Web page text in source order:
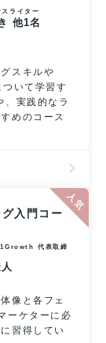
スライター
他1名
スキルや
いて学習す
、実践的なラ
めのコース
入門コー
代表取締
像と各フェ
ーケターに必
習得してい